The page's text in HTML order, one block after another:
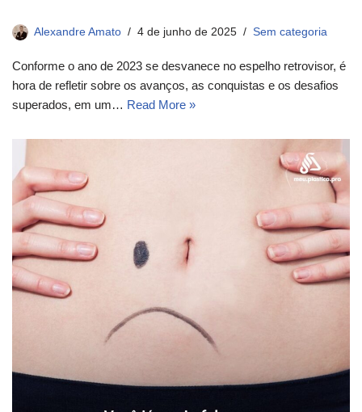
Alexandre Amato 4 de junho de 2025 Sem categoria
Conforme o ano de 2023 se desvanece no espelho retrovisor, é
hora de refletir sobre os avanços, as conquistas e os desafios
superados, em um… Read More »